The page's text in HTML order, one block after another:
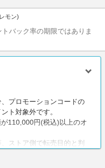
モン)
バック率の期限ではありま
プロモーションコードの
ト対象外です。
110,000円(税込)以上のオ
ストア側で転売目的と判
計税込13万円以上のご注